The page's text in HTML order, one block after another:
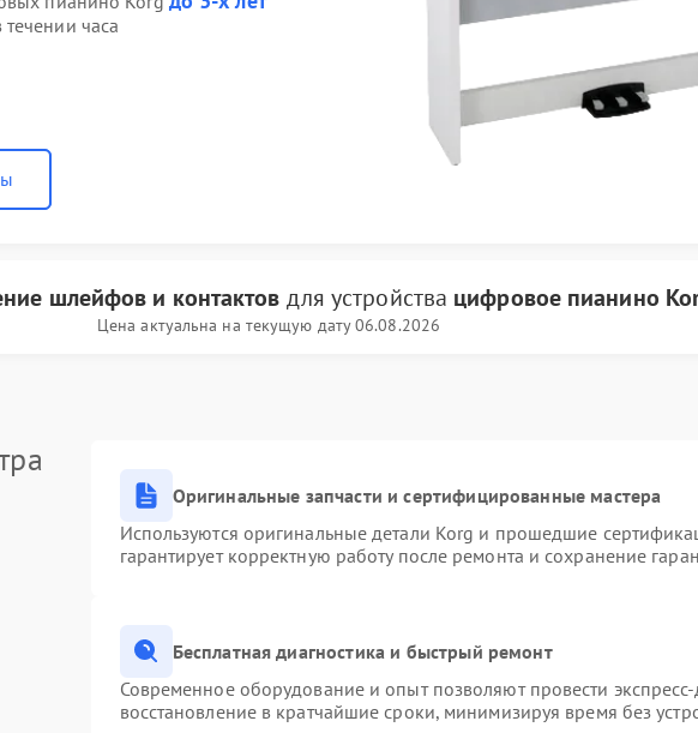
часа
шлейфов и контактов для устройства цифровое пианино
Цена актуальна на текущую дату 06.08.2026
Оригинальные запчасти и сертифицированные мастера
Используются оригинальные детали Korg и прошедшие
гарантирует корректную работу после ремонта и сохранение
Бесплатная диагностика и быстрый ремонт
Современное оборудование и опыт позволяют провести экспресс-
восстановление в кратчайшие сроки, минимизируя время без